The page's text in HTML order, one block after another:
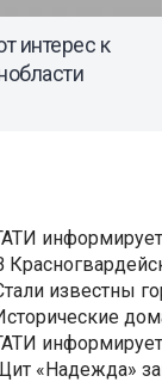
интерес к
известны
«Надежда»